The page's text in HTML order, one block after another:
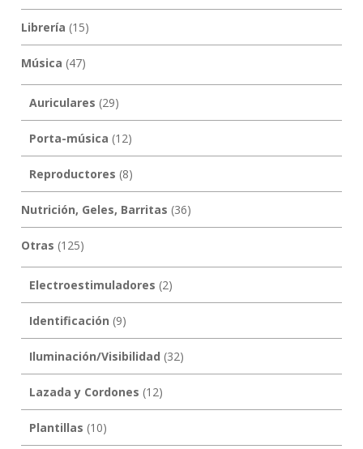
Librería (15)
Música (47)
Auriculares (29)
Porta-música (12)
Reproductores (8)
Nutrición, Geles, Barritas (36)
Otras (125)
Electroestimuladores (2)
Identificación (9)
Iluminación/Visibilidad (32)
Lazada y Cordones (12)
Plantillas (10)